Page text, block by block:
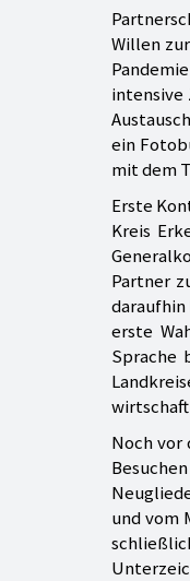
Willen
intensive
ein
mit dem
Erste
Kreis
Partner
erste
Sprache
Noch vor
und vom